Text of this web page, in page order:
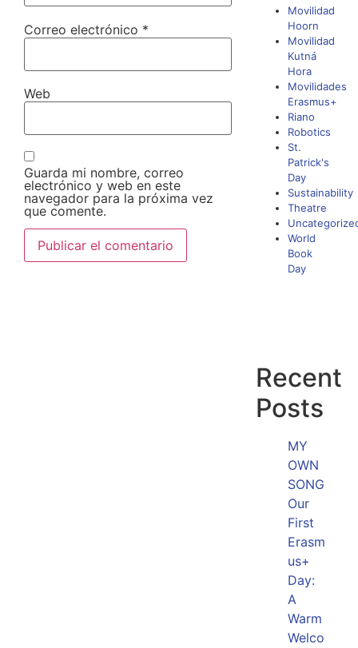
Correo electrónico *
Web
Guarda mi nombre, correo
electrónico y web en este
navegador para la próxima vez
que comente.
Movilidad
Hoorn
Movilidad
Kutná
Hora
Movilidades
Erasmus+
Riano
Robotics
St.
Patrick's
Day
Sustainability
Theatre
World
Book
Day
Recent
Posts
MY
OWN
SONG
Our
First
Erasm
us+
Day:
A
Warm
Welco